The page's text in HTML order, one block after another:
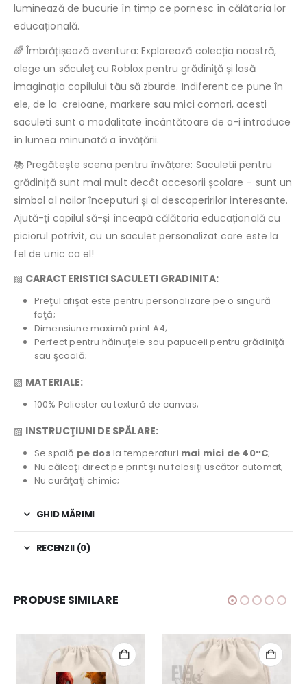
luminează de bucurie în timp ce pornesc în călătoria lor
educațională.
🌈 Îmbrățișează aventura: Explorează colecția noastră,
alege un săculeţ cu Roblox pentru grădiniţă și lasă
imaginația copilului tău să zburde. Indiferent ce pune în
ele, de la creioane, markere sau mici comori, acesti
saculeti sunt o modalitate încântătoare de a-i introduce
în lumea minunată a învățării.
📚 Pregătește scena pentru învățare: Saculetii pentru
grădiniță sunt mai mult decât accesorii școlare – sunt un
simbol al noilor începuturi și al descoperirilor interesante.
Ajută-ţi copilul să-și înceapă călătoria educațională cu
piciorul potrivit, cu un saculet personalizat care este la
fel de unic ca el!
▧ CARACTERISTICI SACULETI GRADINITA:
Preţul afişat este pentru personalizare pe o singură
faţă;
Dimensiune maximă print A4;
Perfect pentru hăinuţele sau papuceii pentru grădiniţă
sau şcoală;
▧ MATERIALE:
100% Poliester cu textură de canvas;
▧ INSTRUCŢIUNI DE SPĂLARE:
Se spală pe dos la temperaturi mai mici de 40°C;
Nu călcaţi direct pe print şi nu folosiţi uscător automat;
Nu curăţaţi chimic;
GHID MĂRIMI
RECENZII (0)
PRODUSE SIMILARE